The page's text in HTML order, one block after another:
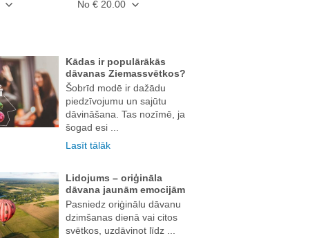
No € 20.00
Kādas ir populārākās
dāvanas Ziemassvētkos?
Šobrīd modē ir dažādu
piedzīvojumu un sajūtu
dāvināšana. Tas nozīmē, ja
šogad esi ...
Lasīt tālāk
Lidojums – oriģināla
dāvana jaunām emocijām
Pasniedz oriģinālu dāvanu
dzimšanas dienā vai citos
svētkos, uzdāvinot līdz ...